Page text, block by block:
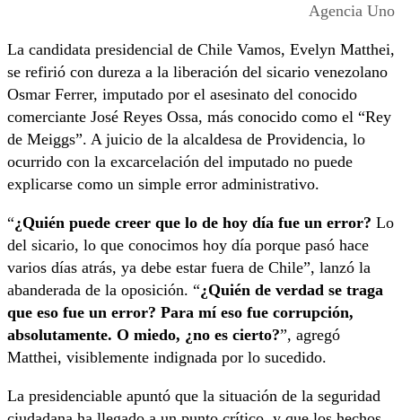
Agencia Uno
La candidata presidencial de Chile Vamos, Evelyn Matthei,
se refirió con dureza a la liberación del sicario venezolano
Osmar Ferrer, imputado por el asesinato del conocido
comerciante José Reyes Ossa, más conocido como el “Rey
de Meiggs”. A juicio de la alcaldesa de Providencia, lo
ocurrido con la excarcelación del imputado no puede
explicarse como un simple error administrativo.
“¿Quién puede creer que lo de hoy día fue un error? Lo
del sicario, lo que conocimos hoy día porque pasó hace
varios días atrás, ya debe estar fuera de Chile”, lanzó la
abanderada de la oposición. “¿Quién de verdad se traga
que eso fue un error? Para mí eso fue corrupción,
absolutamente. O miedo, ¿no es cierto?”, agregó
Matthei, visiblemente indignada por lo sucedido.
La presidenciable apuntó que la situación de la seguridad